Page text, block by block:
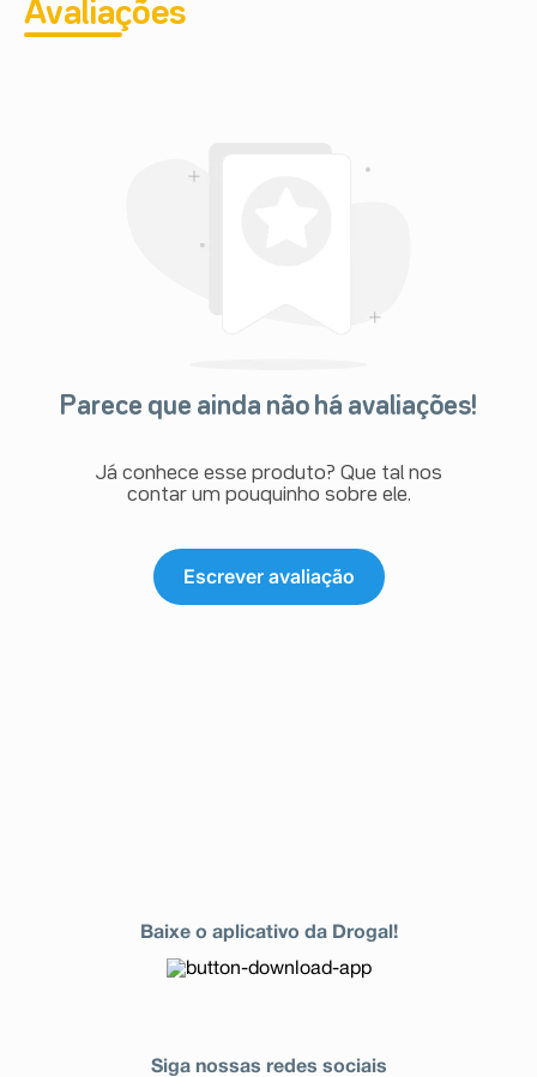
Avaliações
Parece que ainda não há avaliações!
Já conhece esse produto? Que tal nos
contar um pouquinho sobre ele.
Escrever avaliação
Baixe o aplicativo da Drogal!
Siga nossas redes sociais